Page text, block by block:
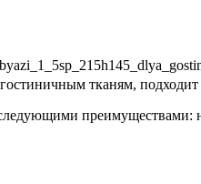
тканям, подходит
следующими